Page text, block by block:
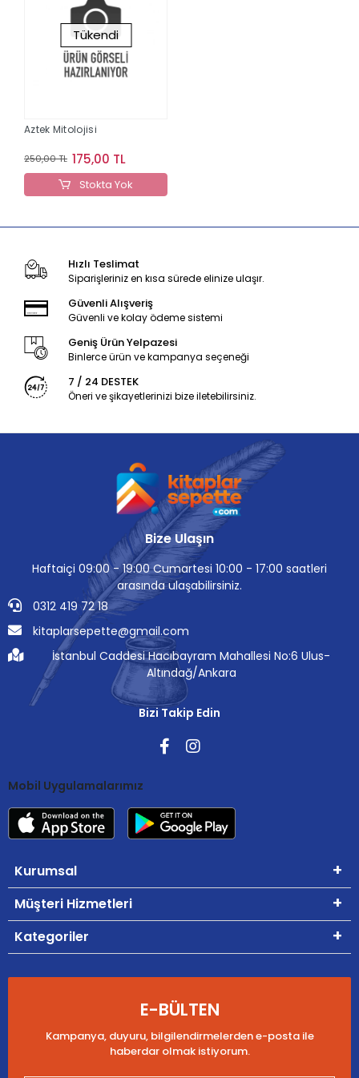
Tükendi
Aztek Mitolojisi
250,00 TL 175,00 TL
Stokta Yok
Hızlı Teslimat
Siparişleriniz en kısa sürede elinize ulaşır.
Güvenli Alışveriş
Güvenli ve kolay ödeme sistemi
Geniş Ürün Yelpazesi
Binlerce ürün ve kampanya seçeneği
7 / 24 DESTEK
Öneri ve şikayetlerinizi bize iletebilirsiniz.
Bize Ulaşın
Haftaiçi 09:00 - 19:00 Cumartesi 10:00 - 17:00 saatleri
arasında ulaşabilirsiniz.
0312 419 72 18
kitaplarsepette@gmail.com
İstanbul Caddesi Hacıbayram Mahallesi No:6 Ulus-
Altındağ/Ankara
Bizi Takip Edin
Mobil Uygulamalarımız
Kurumsal
Müşteri Hizmetleri
Kategoriler
E-BÜLTEN
Kampanya, duyuru, bilgilendirmelerden e-posta ile
haberdar olmak istiyorum.